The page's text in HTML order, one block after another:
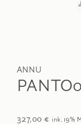
ANNU
327,00 € ink. 19%